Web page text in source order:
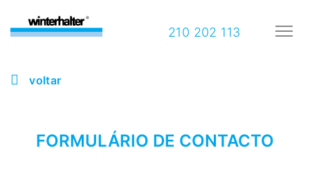
210 202 113
voltar
FORMULÁRIO DE CONTACTO